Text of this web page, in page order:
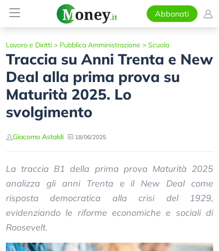
Abbonati
Lavoro e Diritti > Pubblica Amministrazione > Scuola
Traccia su Anni Trenta e New
Deal alla prima prova su
Maturità 2025. Lo
svolgimento
Giacomo Astaldi 18/06/2025
La traccia B1 della prima prova Maturità 2025
analizza gli anni Trenta e il New Deal come
risposta democratica alla crisi del 1929,
evidenziando le riforme economiche e sociali di
Roosevelt.